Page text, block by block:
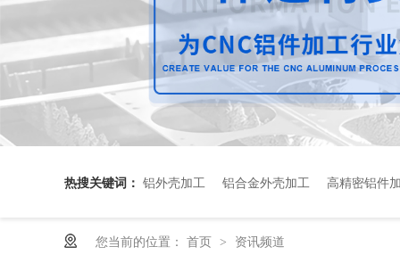
热搜关键词： 铝外壳加工 铝合金外壳加工 高精密铝件
您当前的位置： 首页 > 资讯频道